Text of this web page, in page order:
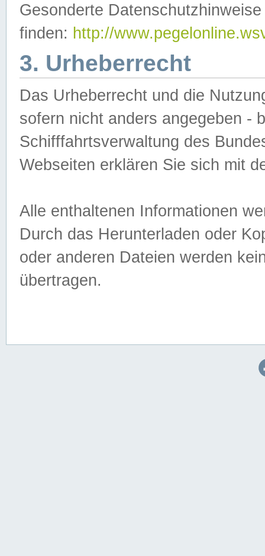
Gesonderte
finden: http://
3. Urheberrecht
Das Urheberrecht und die
sofern nicht anders angegeben -
Schifffahrtsverwaltung des
Webseiten erklären Sie sich mit
Alle enthaltenen Informationen
Durch das Herunterladen oder
oder anderen Dateien werden
übertragen.